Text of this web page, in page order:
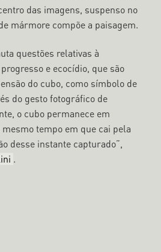
das imagens, suspenso no
mármore compõe a paisagem.
questões relativas à
e ecocídio, que são
do cubo, como símbolo de
do gesto fotográfico de
o cubo permanece em
tempo em que cai pela
desse instante capturado”,
.